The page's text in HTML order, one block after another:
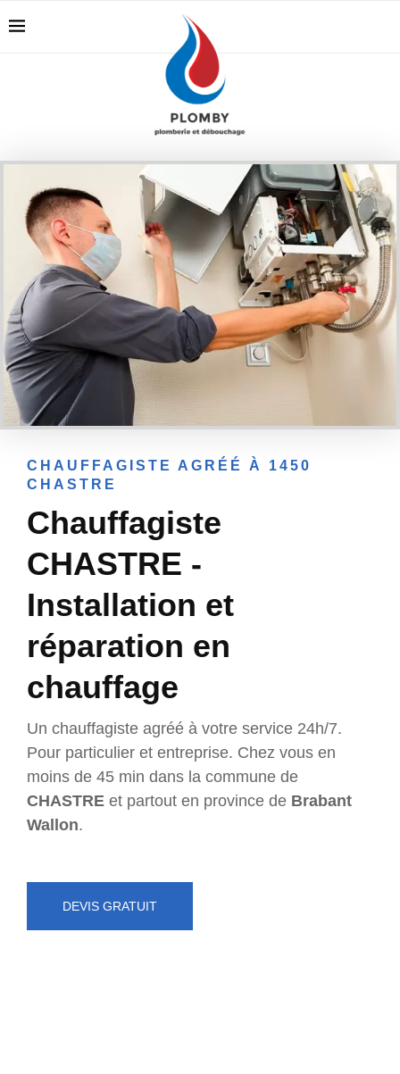
CHAUFFAGISTE AGRÉÉ À 1450
CHASTRE
Chauffagiste
CHASTRE -
Installation et
réparation en
chauffage
Un chauffagiste agréé à votre service 24h/7.
Pour particulier et entreprise. Chez vous en
moins de 45 min dans la commune de
CHASTRE et partout en province de Brabant
Wallon.
DEVIS GRATUIT